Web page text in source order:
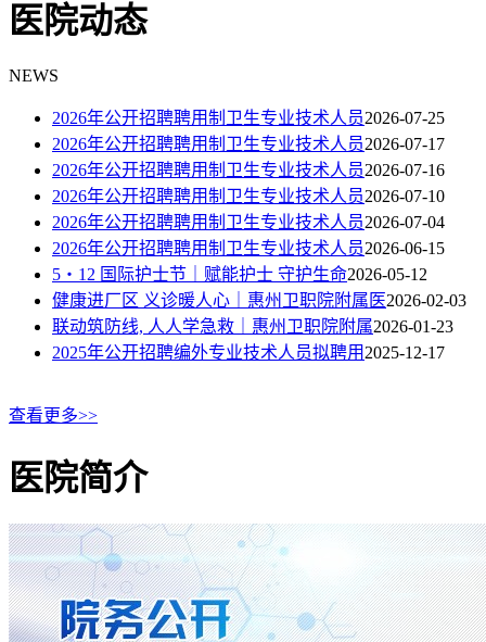
医院动态
NEWS
2026年公开招聘聘用制卫生专业技术人员2026-07-25
2026年公开招聘聘用制卫生专业技术人员2026-07-17
2026年公开招聘聘用制卫生专业技术人员2026-07-16
2026年公开招聘聘用制卫生专业技术人员2026-07-10
2026年公开招聘聘用制卫生专业技术人员2026-07-04
2026年公开招聘聘用制卫生专业技术人员2026-06-15
5・12 国际护士节｜赋能护士 守护生命2026-05-12
健康进厂区 义诊暖人心｜惠州卫职院附属医2026-02-03
联动筑防线, 人人学急救｜惠州卫职院附属2026-01-23
2025年公开招聘编外专业技术人员拟聘用 2025-12-17
查看更多>>
医院简介